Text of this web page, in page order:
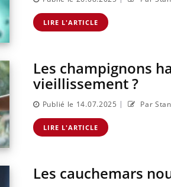
LIRE L'ARTICLE
Les champignons
vieillissement ?
Publié le 14.07.2025 | Par
LIRE L'ARTICLE
Les cauchemars
Hantavirus : un cas détecté
chez un touriste en France
Mortalité infantile : un
rapport s’interroge sur son
taux élevé en France
Grossesse à risque : ce jus
naturel attire l'attention
des chercheurs